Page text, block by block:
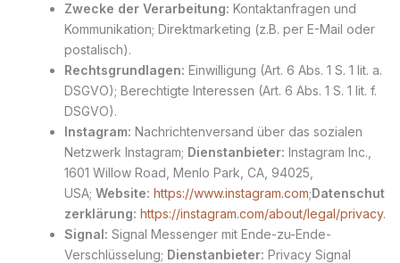
Zwecke der Verarbeitung: Kontaktanfragen und
Kommunikation; Direktmarketing (z.B. per E-Mail oder
postalisch).
Rechtsgrundlagen: Einwilligung (Art. 6 Abs. 1 S. 1 lit. a.
DSGVO); Berechtigte Interessen (Art. 6 Abs. 1 S. 1 lit. f.
DSGVO).
Instagram: Nachrichtenversand über das sozialen
Netzwerk Instagram; Dienstanbieter: Instagram Inc.,
1601 Willow Road, Menlo Park, CA, 94025,
USA; Website: https://www.instagram.com;Datenschut
zerklärung: https://instagram.com/about/legal/privacy.
Signal: Signal Messenger mit Ende-zu-Ende-
Verschlüsselung; Dienstanbieter: Privacy Signal